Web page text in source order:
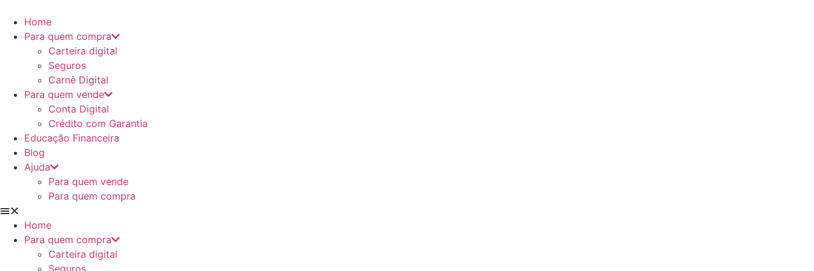
para
conteúdo
Home
Para quem compra
Carteira digital
Seguros
Carnê Digital
Para quem vende
Conta Digital
Crédito com Garantia
Educação Financeira
Blog
Ajuda
Para quem vende
Para quem compra
Home
Para quem compra
Carteira digital
Seguros